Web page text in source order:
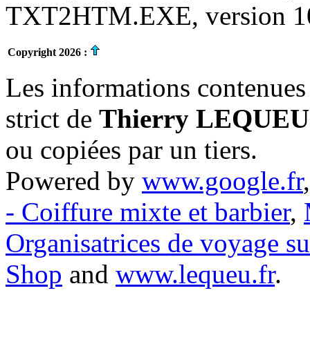
TXT2HTM.EXE, version
Copyright 2026 :
Les informations
strict de Thierry LEQUEU
ou copiées par un tiers.
Powered by www.google.fr
- Coiffure mixte et barbier,
Organisatrices de voyage
Shop and www.lequeu.fr.